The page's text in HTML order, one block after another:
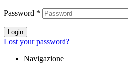
Password *
Login
Lost your password?
Navigazione